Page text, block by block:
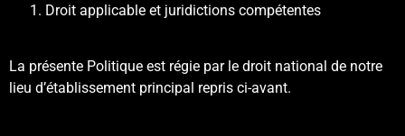
Droit applicable et juridictions compétentes
La présente Politique est régie par le droit national de notre
lieu d’établissement principal repris ci-avant.